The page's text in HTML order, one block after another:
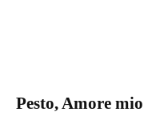
Pesto, Amore